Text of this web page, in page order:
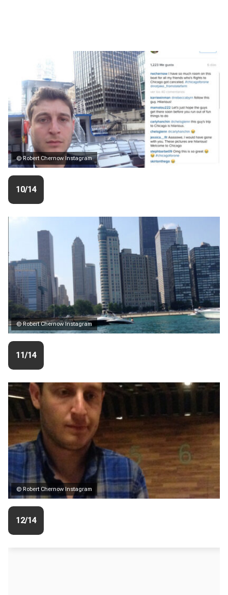
© Robert Chernow Instagram
10/14
© Robert Chernow Instagram
11/14
© Robert Chernow Instagram
12/14